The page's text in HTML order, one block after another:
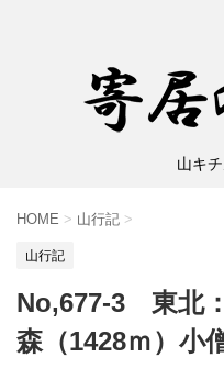
山キ
HOME > 山行記 >
山行記
No,677-3 東北
森（1428ｍ）小